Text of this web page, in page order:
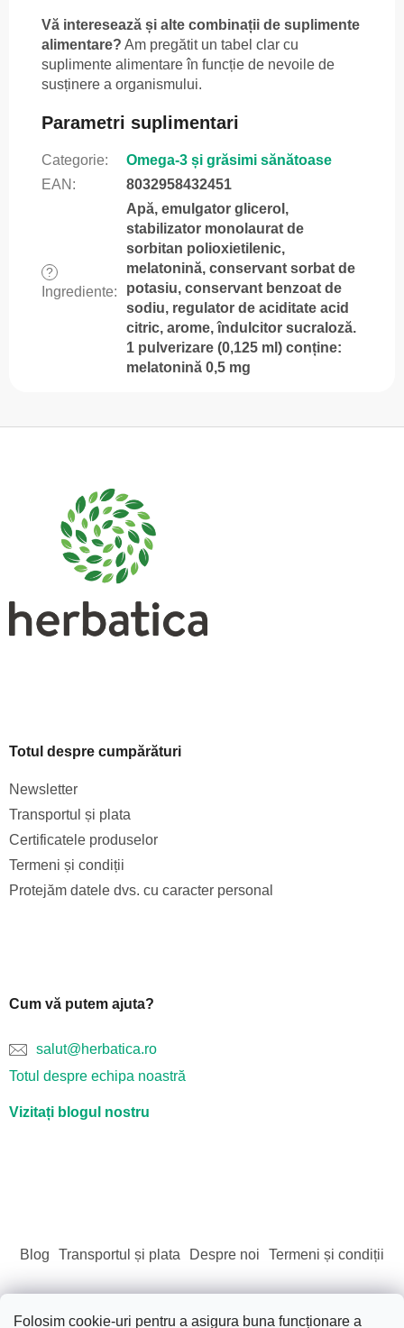
Folosim cookie-uri pentru a asigura buna funcționare a
Vă interesează și alte combinații de suplimente
alimentare? Am pregătit un tabel clar cu
suplimente alimentare în funcție de nevoile de
susținere a organismului.
Parametri suplimentari
Categorie:
Omega-3 și grăsimi sănătoase
EAN : 8032958432451
?
Ingrediente:
Apă, emulgator glicerol,
stabilizator monolaurat de
sorbitan polioxietilenic,
melatonină, conservant sorbat de
potasiu, conservant benzoat de
sodiu, regulator de aciditate acid
citric, arome, îndulcitor sucraloză.
1 pulverizare (0,125 ml) conține:
melatonină 0,5 mg
Totul despre cumpărături
Newsletter
Transportul și plata
Certificatele produselor
Termeni și condiții
Protejăm datele dvs. cu caracter personal
Cum vă putem ajuta?
salut@herbatica.ro
Totul despre echipa noastră
Vizitați blogul nostru
Blog Transportul și plata Despre noi Termeni și condiții